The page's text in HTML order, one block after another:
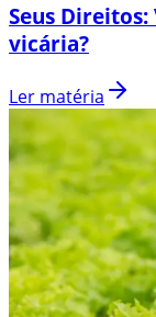
Seus
vicária?
Ler matéria